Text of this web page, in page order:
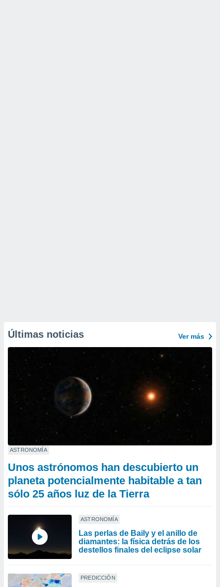
Últimas noticias Ver más
ASTRONOMÍA
Unos astrónomos han descubierto un
planeta potencialmente habitable a tan
sólo 25 años luz de la Tierra
ASTRONOMÍA
Las perlas de Baily y el anillo de
diamantes: la física detrás de los
destellos finales del eclipse solar
PREDICCIÓN